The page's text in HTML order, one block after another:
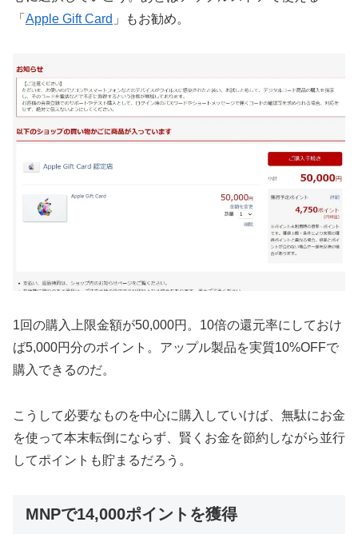
「 Apple Gift Card 」もお勧め。
1回の購入上限金額が50,000円。10倍の還元率にしておけ
ば5,000円分のポイント。アップル製品を実質10%OFFで
購入できるのだ。
こうして必要なものを中心に購入していけば、無駄にお金
を使って本末転倒にならず、賢くお金を節約しながら並行
してポイントも貯まるだろう。
MNPで14,000ポイントを獲得